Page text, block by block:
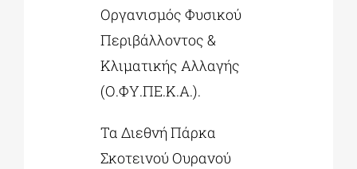
Οργανισμός Φυσικού
Περιβάλλοντος &
Κλιματικής Αλλαγής
(Ο.ΦΥ.ΠΕ.Κ.Α.).
Τα Διεθνή Πάρκα
Σκοτεινού Ουρανού